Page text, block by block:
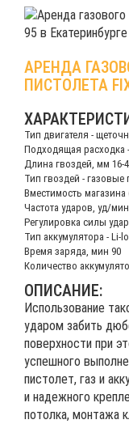
АРЕНДА
ПИСТОЛЕТА
Тип двигателя -
Подходящая расходка
Длина гвоздей, мм 16-
Тип гвоздей - газовые
Вместимость магазина
Частота ударов, уд/
Регулировка силы
Тип аккумулятора - Li-
Время заряда, мин 90
Количество
ОПИСАНИЕ:
Использование
ударом забить
поверхности при
успешного
пистолет, газ и
и надежного
потолка, монтажа